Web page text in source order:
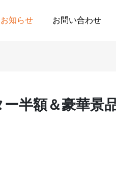
お知らせ お問い合わせ
額＆豪華景品が当たるチャレンジ
ー半額＆豪華景